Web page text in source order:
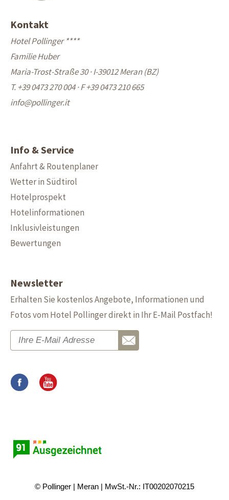
Kontakt
Hotel Pollinger ****
Familie Huber
Maria-Trost-Straße 30 · I-39012 Meran (BZ)
T. +39 0473 270 004·F +39 0473 210 665
info@pollinger.it
Info & Service
Anfahrt & Routenplaner
Wetter in Südtirol
Hotelprospekt
Hotelinformationen
Inklusivleistungen
Bewertungen
Newsletter
Erhalten Sie kostenlos Angebote, Informationen und
Fotos vom Hotel Pollinger direkt in Ihr E-Mail Postfach!
© Pollinger Meran MwSt.-Nr.: IT00202070215